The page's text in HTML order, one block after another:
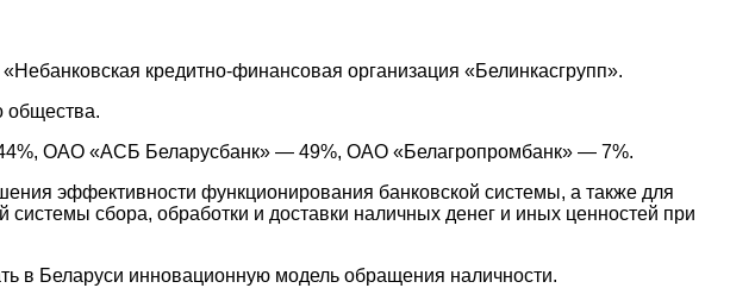
кредитно-финансовая организация «Белинкасгрупп».
общества.
44%, ОАО «АСБ Беларусбанк» — 49%, ОАО «Белагропромбанк» — 7%.
эффективности функционирования банковской системы, а также для
сбора, обработки и доставки наличных денег и иных ценностей при
в Беларуси инновационную модель обращения наличности.